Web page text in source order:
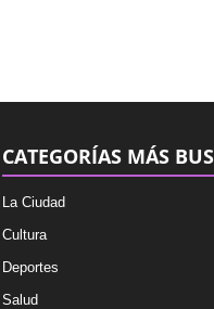
CATEGORÍAS MÁS
La Ciudad
Cultura
Deportes
Salud